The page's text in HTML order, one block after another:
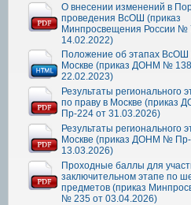
О внесении изменений в
проведения ВсОШ (приказ
Минпросвещения России №
14.02.2022)
Положение об этапах ВсОШ
Москве (приказ ДОНМ №
22.02.2023)
Результаты регионального
по праву в Москве (приказ
Пр-224 от 31.03.2026)
Результаты регионального
Москве (приказ ДОНМ № Пр-
13.03.2026)
Проходные баллы для
заключительном этапе по
предметов (приказ
№ 235 от 03.04.2026)